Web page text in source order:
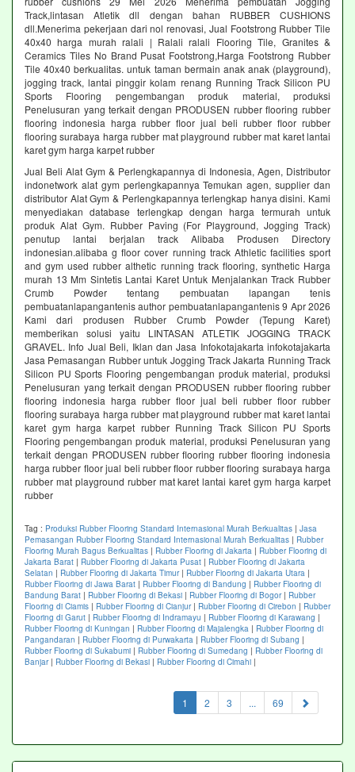
Track,lintasan Atletik dll dengan bahan RUBBER CUSHIONS
dll.Menerima pekerjaan dari nol renovasi, Jual Footstrong Rubber Tile
40x40 harga murah ralali | Ralali ralali Flooring Tile, Granites &
Ceramics Tiles No Brand Pusat Footstrong,Harga Footstrong Rubber
Tile 40x40 berkualitas. untuk taman bermain anak anak (playground),
jogging track, lantai pinggir kolam renang Running Track Silicon PU
Sports Flooring pengembangan produk material, produksi
Penelusuran yang terkait dengan PRODUSEN rubber flooring rubber
flooring indonesia harga rubber floor jual beli rubber floor rubber
flooring surabaya harga rubber mat playground rubber mat karet lantai
karet gym harga karpet rubber
Jual Beli Alat Gym & Perlengkapannya di Indonesia, Agen, Distributor
indonetwork alat gym perlengkapannya Temukan agen, supplier dan
distributor Alat Gym & Perlengkapannya terlengkap hanya disini. Kami
menyediakan database terlengkap dengan harga termurah untuk
produk Alat Gym. Rubber Paving (For Playground, Jogging Track)
penutup lantai berjalan track Alibaba Produsen Directory
indonesian.alibaba g floor cover running track Athletic facilities sport
and gym used rubber althetic running track flooring, synthetic Harga
murah 13 Mm Sintetis Lantai Karet Untuk Menjalankan Track Rubber
Crumb Powder tentang pembuatan lapangan tenis
pembuatanlapangantenis author pembuatanlapangantenis 9 Apr 2026
Kami dari produsen Rubber Crumb Powder (Tepung Karet)
memberikan solusi yaitu LINTASAN ATLETIK JOGGING TRACK
GRAVEL. Info Jual Beli, Iklan dan Jasa Infokotajakarta infokotajakarta
Jasa Pemasangan Rubber untuk Jogging Track Jakarta Running Track
Silicon PU Sports Flooring pengembangan produk material, produksi
Penelusuran yang terkait dengan PRODUSEN rubber flooring rubber
flooring indonesia harga rubber floor jual beli rubber floor rubber
flooring surabaya harga rubber mat playground rubber mat karet lantai
karet gym harga karpet rubber Running Track Silicon PU Sports
Flooring pengembangan produk material, produksi Penelusuran yang
terkait dengan PRODUSEN rubber flooring rubber flooring indonesia
harga rubber floor jual beli rubber floor rubber flooring surabaya harga
rubber mat playground rubber mat karet lantai karet gym harga karpet
rubber
Tag : Produksi Rubber Flooring Standard Internasional Murah Berkualitas | Jasa
Pemasangan Rubber Flooring Standard Internasional Murah Berkualitas | Rubber
Flooring Murah Bagus Berkualitas | Rubber Flooring di Jakarta | Rubber Flooring di
Jakarta Barat | Rubber Flooring di Jakarta Pusat | Rubber Flooring di Jakarta
Selatan | Rubber Flooring di Jakarta Timur| Rubber Flooring di Jakarta Utara |
Rubber Flooring di Jawa Barat | Rubber Flooring di Bandung | Rubber Flooring di
Bandung Barat | Rubber Flooring di Bekasi | Rubber Flooring di Bogor| Rubber
Flooring di Ciamis | Rubber Flooring di Cianjur| Rubber Flooring di Cirebon | Rubber
Flooring di Garut | Rubber Flooring di Indramayu | Rubber Flooring di Karawang |
Rubber Flooring di Kuningan | Rubber Flooring di Majalengka | Rubber Flooring di
Pangandaran | Rubber Flooring di Purwakarta | Rubber Flooring di Subang |
Rubber Flooring di Sukabumi | Rubber Flooring di Sumedang | Rubber Flooring di
Banjar| Rubber Flooring di Bekasi | Rubber Flooring di Cimahi |
1 (current)
2 3 ... 69